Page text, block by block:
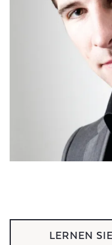
LERNEN